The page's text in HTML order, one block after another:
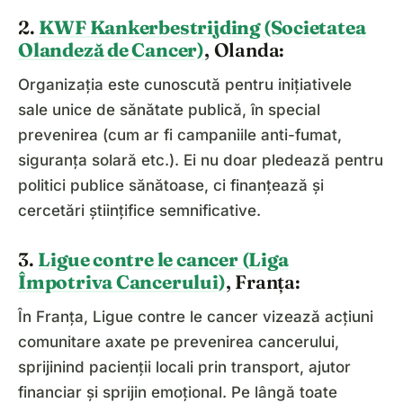
2. KWF Kankerbestrijding (Societatea
Olandeză de Cancer), Olanda:
Organizația este cunoscută pentru inițiativele
sale unice de sănătate publică, în special
prevenirea (cum ar fi campaniile anti-fumat,
siguranța solară etc.). Ei nu doar pledează pentru
politici publice sănătoase, ci finanțează și
cercetări științifice semnificative.
3. Ligue contre le cancer (Liga
Împotriva Cancerului), Franța:
În Franța, Ligue contre le cancer vizează acțiuni
comunitare axate pe prevenirea cancerului,
sprijinind pacienții locali prin transport, ajutor
financiar și sprijin emoțional. Pe lângă toate